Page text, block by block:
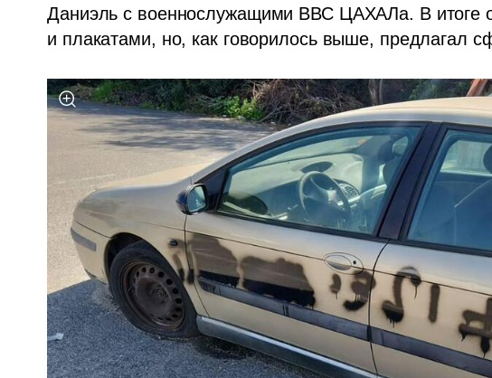
Даниэль с военнослужащими ВВС ЦАХАЛа. В итоге
и плакатами, но, как говорилось выше, предлагал